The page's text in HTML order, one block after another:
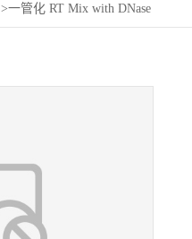
>一管化 RT Mix with DNase